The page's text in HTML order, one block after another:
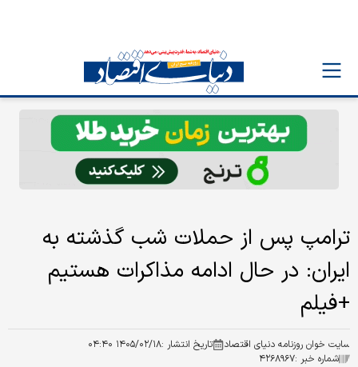
ترامپ پس از حملات شب گذشته به
ایران: در حال ادامه مذاکرات هستیم
+فیلم
سایت خوان روزنامه دنیای اقتصاد تاریخ انتشار :۱۴۰۵/۰۲/۱۸ ۰۴:۴۰
شماره خبر :۴۲۶۸۹۶۷